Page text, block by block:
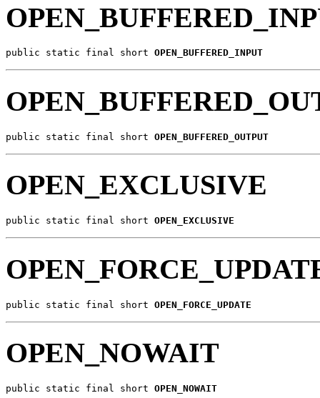
public static final short OPEN_BUFFERED_INPUT
public static final short OPEN_BUFFERED_OUTPUT
OPEN_EXCLUSIVE
public static final short OPEN_EXCLUSIVE
public static final short OPEN_FORCE_UPDATE
OPEN_NOWAIT
public static final short OPEN_NOWAIT